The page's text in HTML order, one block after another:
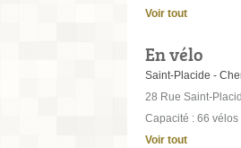
Voir tout
En vélo
Saint-Placide -
28 Rue Saint-
Capacité : 66 vélos
Voir tout